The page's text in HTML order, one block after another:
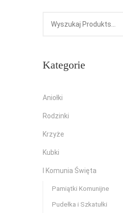
Kategorie
Aniołki
Rodzinki
Krzyże
Kubki
I Komunia Święta
Pamiątki Komunijne
Pudełka i Szkatułki